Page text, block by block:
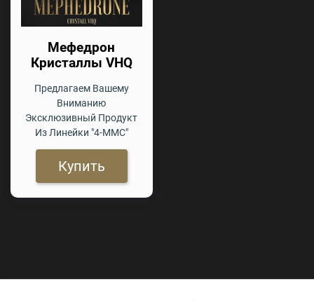
Мефедрон
Кристаллы VHQ
Предлагаем Вашему
Вниманию
Эксклюзивный Продукт
Из Линейки "4-ММС"
Купить